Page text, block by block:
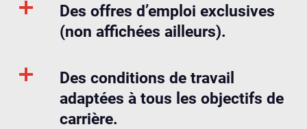
Des offres d’emploi exclusives
(non affichées ailleurs).
Des conditions de travail
adaptées à tous les objectifs de
carrière.